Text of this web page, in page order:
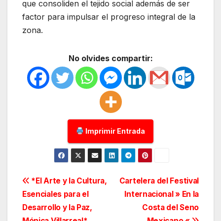
que consoliden el tejido social además de ser
factor para impulsar el progreso integral de la
zona.
No olvides compartir:
Imprimir Entrada
Navegación
de
Cartelera del Festival
Internacional » En la
Costa del Seno
*El Arte y la Cultura,
Esenciales para el
Desarrollo y la Paz,